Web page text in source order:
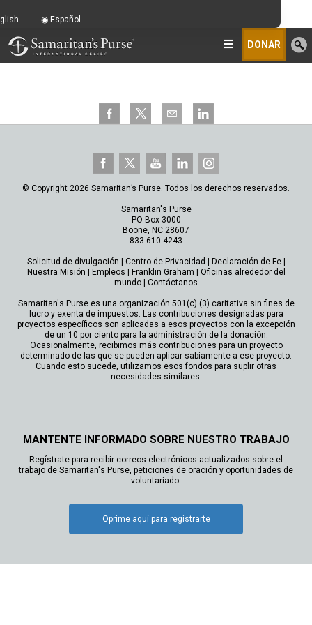
DONAR
© Copyright 2026 Samaritan’s Purse. Todos los derechos reservados.
Samaritan's Purse
PO Box 3000
Boone, NC 28607
833.610.4243
Solicitud de divulgación Centro de Privacidad Declaración de Fe|
Nuestra Misión
Empleos Franklin Graham
Oficinas alrededor del
mundo
Contáctanos
Samaritan's Purse es una organización 501(c) (3) caritativa sin fines de
lucro y exenta de impuestos. Las contribuciones designadas para
proyectos específicos son aplicadas a esos proyectos con la excepción
de un 10 por ciento para la administración de la donación.
Ocasionalmente, recibimos más contribuciones para un proyecto
determinado de las que se pueden aplicar sabiamente a ese proyecto.
Cuando esto sucede, utilizamos esos fondos para suplir otras
necesidades similares.
MANTENTE INFORMADO SOBRE NUESTRO TRABAJO
Regístrate para recibir correos electrónicos actualizados sobre el
trabajo de Samaritan's Purse, peticiones de oración y oportunidades de
voluntariado.
Oprime aquí para registrarte
Español